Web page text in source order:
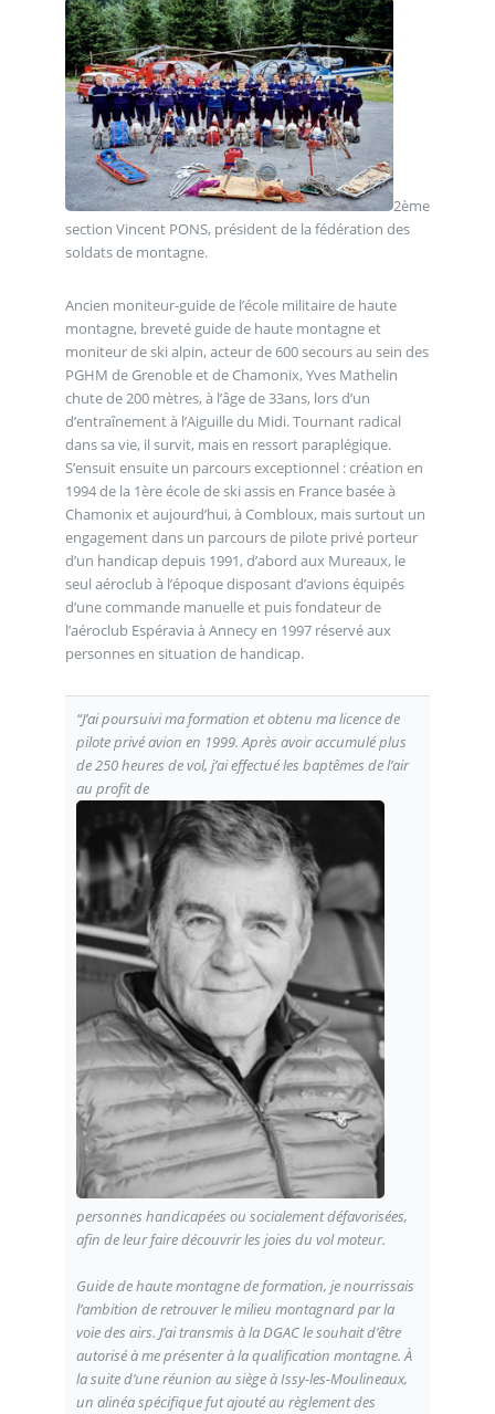
2ème
section Vincent PONS, président de la fédération des
soldats de montagne.
Ancien moniteur-guide de l’école militaire de haute
montagne, breveté guide de haute montagne et
moniteur de ski alpin, acteur de 600 secours au sein des
PGHM de Grenoble et de Chamonix, Yves Mathelin
chute de 200 mètres, à l’âge de 33ans, lors d’un
d’entraînement à l’Aiguille du Midi. Tournant radical
dans sa vie, il survit, mais en ressort paraplégique.
S’ensuit ensuite un parcours exceptionnel : création en
1994 de la 1ère école de ski assis en France basée à
Chamonix et aujourd’hui, à Combloux, mais surtout un
engagement dans un parcours de pilote privé porteur
d’un handicap depuis 1991, d’abord aux Mureaux, le
seul aéroclub à l’époque disposant d’avions équipés
d’une commande manuelle et puis fondateur de
l’aéroclub Espéravia à Annecy en 1997 réservé aux
personnes en situation de handicap.
“J’ai poursuivi ma formation et obtenu ma licence de
pilote privé avion en 1999. Après avoir accumulé plus
de 250 heures de vol, j’ai effectué les baptêmes de l’air
au profit de
personnes handicapées ou socialement défavorisées,
afin de leur faire découvrir les joies du vol moteur.
Guide de haute montagne de formation, je nourrissais
l’ambition de retrouver le milieu montagnard par la
voie des airs. J’ai transmis à la DGAC le souhait d’être
autorisé à me présenter à la qualification montagne. À
la suite d’une réunion au siège à Issy-les-Moulineaux,
un alinéa spécifique fut ajouté au règlement des